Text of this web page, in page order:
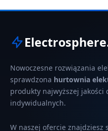
Nowoczesne rozwiązania
sprawdzona hurtownia
produkty najwyższej
indywidualnych.
W naszej ofercie znajdziesz